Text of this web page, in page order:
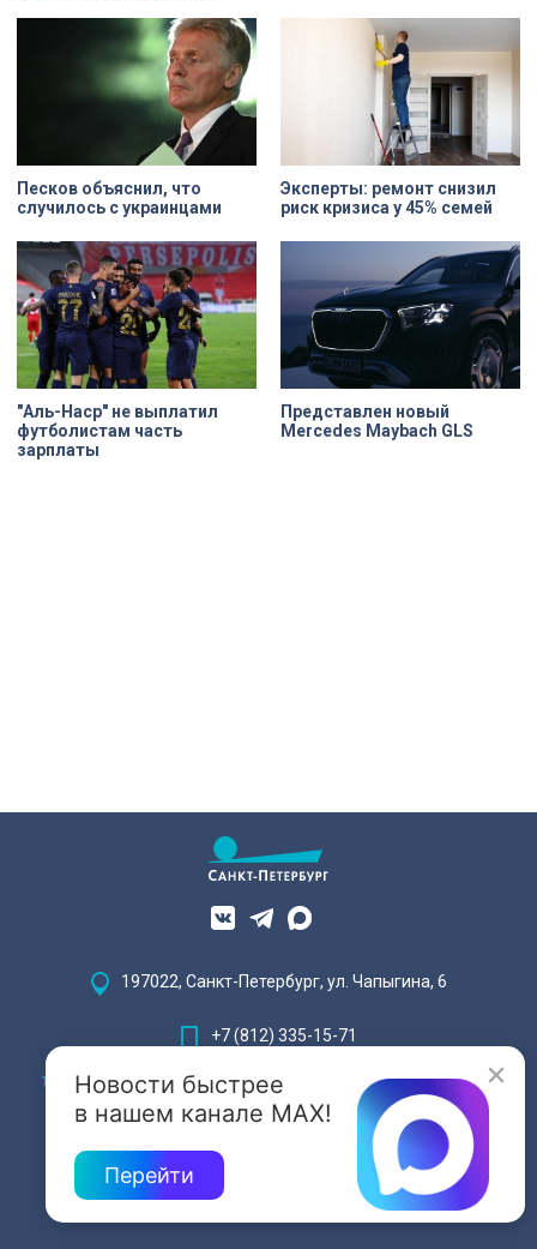
Песков объяснил, что
случилось с украинцами
Эксперты: ремонт снизил
риск кризиса у 45% семей
"Аль-Наср" не выплатил
футболистам часть
зарплаты
Представлен новый
Mercedes Maybach GLS
Новости быстрее
в нашем канале MAX!
Перейти
197022, Санкт-Петербург, ул. Чапыгина, 6
+7 (812) 335-15-71
Внимание! Отдельные видеоматериалы, размещенные на настоящем
сайте, могут содержать информацию, предназначенную для лиц,
достигших 18 лет.